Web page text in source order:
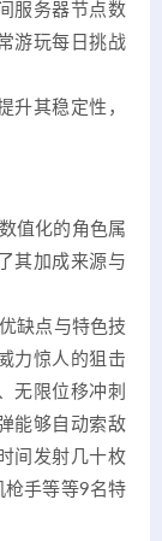
服务器节点数
游玩每日挑战
升其稳定性，
值化的角色属
其加成来源与
缺点与特色技
力惊人的狙击
无限位移冲刺
能够自动索敌
间发射几十枚
枪手等等9名特